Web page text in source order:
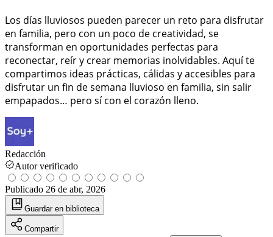
Los días lluviosos pueden parecer un reto para disfrutar
en familia, pero con un poco de creatividad, se
transforman en oportunidades perfectas para
reconectar, reír y crear memorias inolvidables. Aquí te
compartimos ideas prácticas, cálidas y accesibles para
disfrutar un fin de semana lluvioso en familia, sin salir
empapados… pero sí con el corazón lleno.
Redacción
Autor verificado
Publicado 26 de abr, 2026
Guardar en biblioteca
Compartir